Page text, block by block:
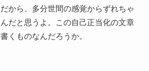
から、多分世間の感覚からずれちゃ
だと思うよ。この自己正当化の文章
くものなんだろうか。